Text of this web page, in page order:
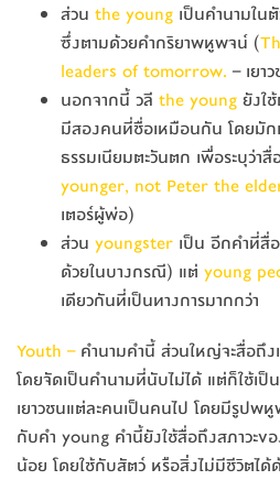
ส่วน the young เป็นคำนามใน
ซึ่งตามด้วยคำกริยาพหูพจน์ (
leaders of tomorrow. – เยา
นอกจากนี้ วลี the young ยังใ
มีสองคนที่ชื่อเหมือนกัน โดยมั
ธรรมเนียมตะวันตก เพื่อระบุว่าสื่
younger, not Peter the
เตอร์ผู้พ่อ)
ส่วน youngster เป็น อีกคำที่สื่
ด้วยในบางกรณี) แต่ young
เดียวกันที่เป็นทางการมากกว่า
Youth –คำนามคำนี้ ส่วนใหญ่จะสื่อถึง
โดยจัดเป็นคำนามที่นับไม่ได้ แต่ก็ใช้เ
เยาวชนแต่ละคนเป็นคนไป โดยมีรูปพ
กับคำ young คำนี้ยังใช้สื่อถึงสภาวะข
น้อย โดยใช้กับสัตว์ หรือสิ่งไม่มีชีวิตได้